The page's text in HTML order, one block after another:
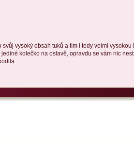
vysoký obsah tuků a tím i tedy velmi vysokou
kolečko na oslavě, opravdu se vám nic